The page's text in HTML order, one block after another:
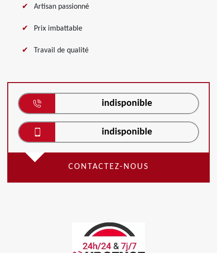
Artisan passionné
Prix imbattable
Travail de qualité
indisponible
indisponible
CONTACTEZ-NOUS